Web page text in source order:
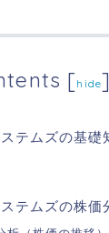
[hide]
テムズの基礎
テムズの株価